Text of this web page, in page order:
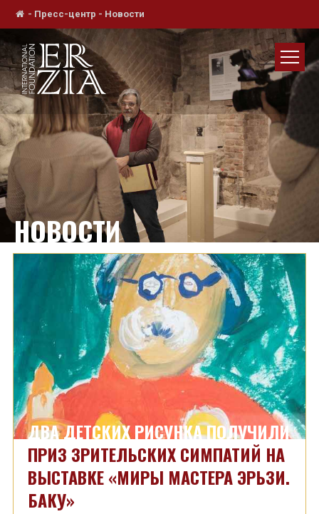
- Пресс-центр - Новости
НОВОСТИ
ДВА ДЕТСКИХ РИСУНКА ПОЛУЧИЛИ
ПРИЗ ЗРИТЕЛЬСКИХ СИМПАТИЙ НА
ВЫСТАВКЕ «МИРЫ МАСТЕРА ЭРЬЗИ.
БАКУ»